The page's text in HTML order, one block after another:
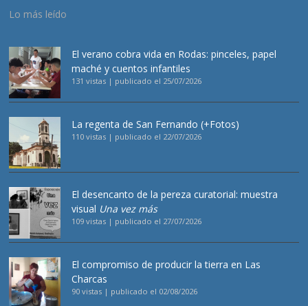
Lo más leído
El verano cobra vida en Rodas: pinceles, papel
maché y cuentos infantiles
131 vistas | publicado el 25/07/2026
La regenta de San Fernando (+Fotos)
110 vistas | publicado el 22/07/2026
El desencanto de la pereza curatorial: muestra
visual Una vez más
109 vistas | publicado el 27/07/2026
El compromiso de producir la tierra en Las
Charcas
90 vistas | publicado el 02/08/2026